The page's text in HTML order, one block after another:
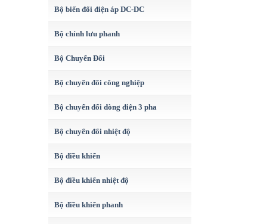
Bộ biến đổi điện áp DC-DC
Bộ chỉnh lưu phanh
Bộ Chuyển Đổi
Bộ chuyển đổi công nghiệp
Bộ chuyển đổi dòng điện 3 pha
Bộ chuyển đổi nhiệt độ
Bộ điều khiển
Bộ điều khiển nhiệt độ
Bộ điều khiển phanh